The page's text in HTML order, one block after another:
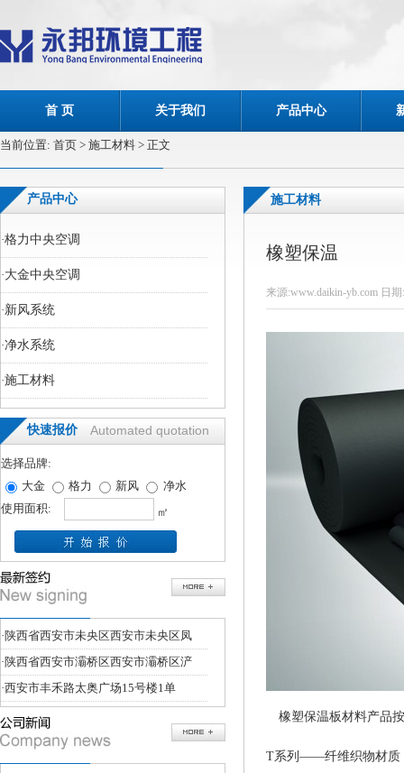
首 页 关于我们 产品中心
当前位置: 首页 > 施工材料 > 正文
产品中心
·格力中央空调
·大金中央空调
·新风系统
·净水系统
·施工材料
快速报价 Automated quotation
选择品牌:
大金
格力 新风
净水
使用面积:
㎡
·陕西省西安市未央区西安市未央区凤
·陕西省西安市灞桥区西安市灞桥区浐
·西安市丰禾路太奥广场15号楼1单
施工材料
橡塑保温
来源:www.daikin-yb.com 日期
橡塑保温板材料产品
T系列——纤维织物材质